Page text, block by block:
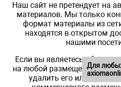
Наш сайт не претендует на
материалов. Мы только
формат материалы из
находятся в открытом
нашими
Если вы являетесь
на любой размещенный у
удалить его или
Для